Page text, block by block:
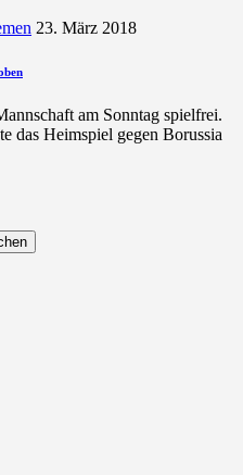
23. März 2018
am Sonntag spielfrei.
das Heimspiel gegen Borussia